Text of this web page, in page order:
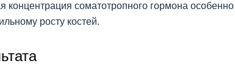
концентрация соматотропного гормона
росту костей.